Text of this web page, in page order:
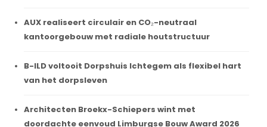
AUX realiseert circulair en CO₂-neutraal
kantoorgebouw met radiale houtstructuur
B-ILD voltooit Dorpshuis Ichtegem als flexibel hart
van het dorpsleven
Architecten Broekx-Schiepers wint met
doordachte eenvoud Limburgse Bouw Award 2026